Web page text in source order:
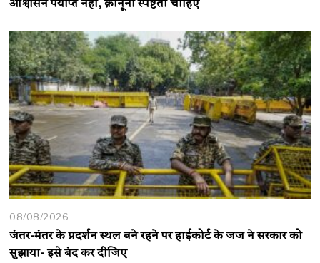
आश्वासन पर्याप्त नहीं, क़ानूनी स्पष्टता चाहिए
08/08/2026
जंतर-मंतर के प्रदर्शन स्थल बने रहने पर हाईकोर्ट के जज ने सरकार को
सुझाया- इसे बंद कर दीजिए